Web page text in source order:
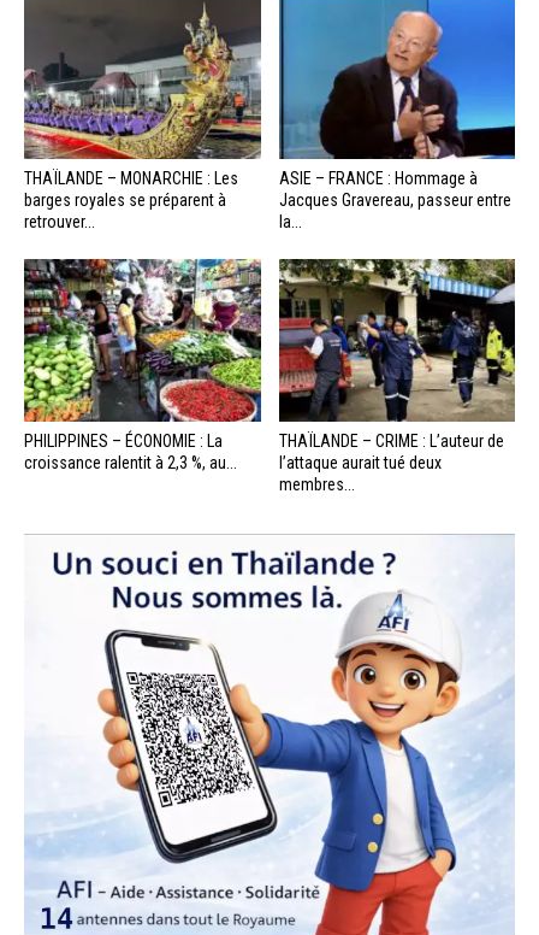
THAÏLANDE – MONARCHIE : Les
barges royales se préparent à
retrouver...
ASIE – FRANCE : Hommage à
Jacques Gravereau, passeur entre
la...
PHILIPPINES – ÉCONOMIE : La
croissance ralentit à 2,3 %, au...
THAÏLANDE – CRIME : L’auteur de
l’attaque aurait tué deux
membres...